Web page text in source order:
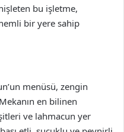
bu işletme,
bir yere sahip
menüsü, zengin
en bilinen
ve lahmacun yer